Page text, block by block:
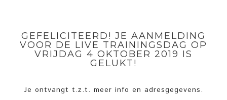
GEFELICITEERD! JE AANMELDING
VOOR DE LIVE TRAININGSDAG OP
VRIJDAG 4 OKTOBER 2019 IS
GELUKT!
Je ontvangt t.z.t. meer info en adresgegevens.